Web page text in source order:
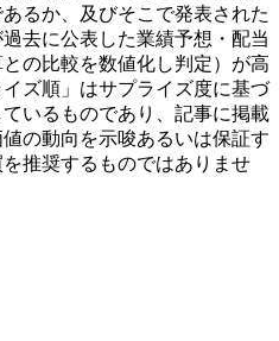
るか、及びそこで発表された
去に公表した業績予想・配当
の比較を数値化し判定）が高
ズ順」はサプライズ度に基づ
いるものであり、記事に掲載
の動向を示唆あるいは保証す
推奨するものではありませ